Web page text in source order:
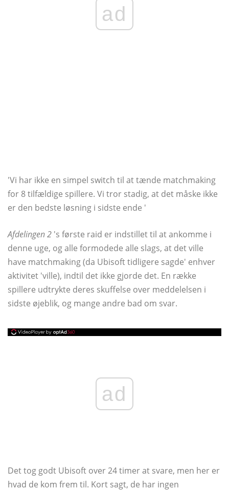
ad
'Vi har ikke en simpel switch til at tænde matchmaking
for 8 tilfældige spillere. Vi tror stadig, at det måske ikke
er den bedste løsning i sidste ende '
Afdelingen 2 's første raid er indstillet til at ankomme i
denne uge, og alle formodede alle slags, at det ville
have matchmaking (da Ubisoft tidligere sagde' enhver
aktivitet 'ville), indtil det ikke gjorde det. En række
spillere udtrykte deres skuffelse over meddelelsen i
sidste øjeblik, og mange andre bad om svar.
ad
Det tog godt Ubisoft over 24 timer at svare, men her er
hvad de kom frem til. Kort sagt, de har ingen